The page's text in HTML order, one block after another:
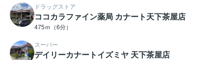
ドラッグストア
ココカラファイン薬局 カナート天下茶屋店
475ｍ（6分）
スーパー
デイリーカナートイズミヤ 天下茶屋店